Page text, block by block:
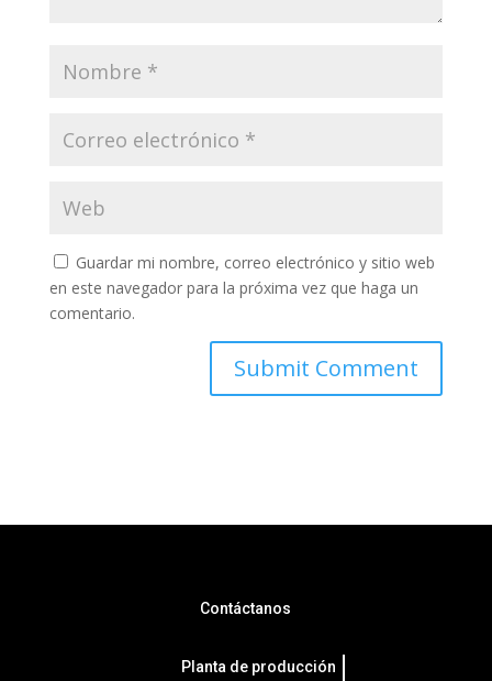
Guardar mi nombre, correo electrónico y sitio web
en este navegador para la próxima vez que haga un
comentario.
Contáctanos
Planta de producción